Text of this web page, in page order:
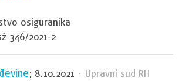
osiguranika
346/2021-2
; 8.10.2021 · Upravni sud RH